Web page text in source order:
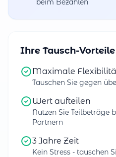
beim Bezahlen
Ihre Tausch-Vorteile
Maximale
Tauschen Sie gegen
Wert aufteilen
Nutzen Sie Teilbeträge
Partnern
3 Jahre Zeit
Kein Stress - tauschen